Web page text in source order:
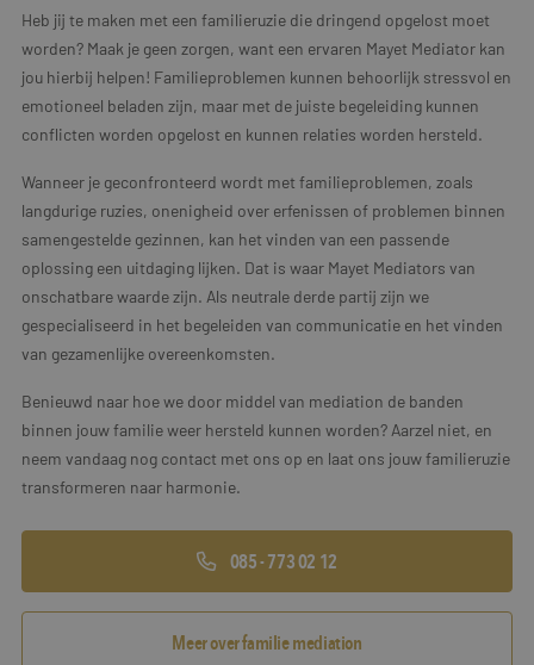
Heb jij te maken met een familieruzie die dringend opgelost moet
worden? Maak je geen zorgen, want een ervaren Mayet Mediator kan
jou hierbij helpen! Familieproblemen kunnen behoorlijk stressvol en
emotioneel beladen zijn, maar met de juiste begeleiding kunnen
conflicten worden opgelost en kunnen relaties worden hersteld.
Wanneer je geconfronteerd wordt met familieproblemen, zoals
langdurige ruzies, onenigheid over erfenissen of problemen binnen
samengestelde gezinnen, kan het vinden van een passende
oplossing een uitdaging lijken. Dat is waar Mayet Mediators van
onschatbare waarde zijn. Als neutrale derde partij zijn we
gespecialiseerd in het begeleiden van communicatie en het vinden
van gezamenlijke overeenkomsten.
Benieuwd naar hoe we door middel van mediation de banden
binnen jouw familie weer hersteld kunnen worden? Aarzel niet, en
neem vandaag nog contact met ons op en laat ons jouw familieruzie
transformeren naar harmonie.
085 - 773 02 12
Meer over familie mediation